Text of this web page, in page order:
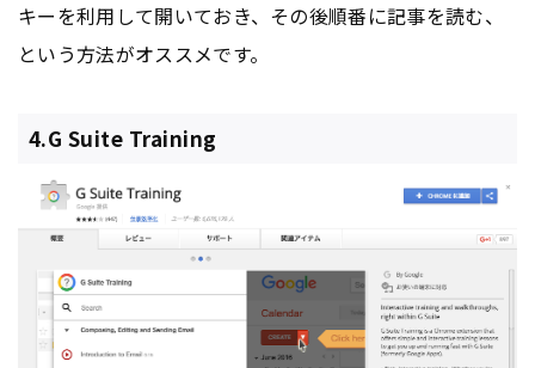
キーを利用して開いておき、その後順番に記事を読む、
という方法がオススメです。
4.G Suite Training